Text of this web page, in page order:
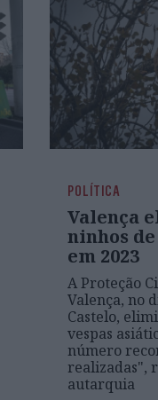
POLÍTICA
Valença
ninhos
em 2023
A Proteção
Valença, no
Castelo,
vespas
número
realizadas",
autarquia